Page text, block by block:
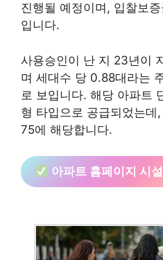
진행될 예정이며, 입찰보
입니다.
사용승인이 난 지 23년이
며 세대수 당 0.88대라는
로 보입니다. 해당 아파트
형 타입으로 공급되었는
75에 해당합니다.
아파트 홈페이지 시설